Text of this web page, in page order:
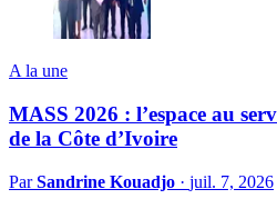
A la une
MASS 2026 : l’espace au
de la Côte d’Ivoire
ParSandrine Kouadjo · juil. 7, 2026